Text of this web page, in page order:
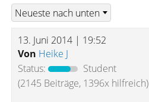
13. Juni 2014 | 19:52
Von Heike J
Status:
Student
(2145 Beiträge, 1396x hilfreich)